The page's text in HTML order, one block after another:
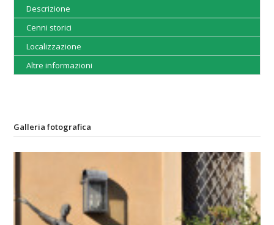
Descrizione
Cenni storici
Localizzazione
Altre informazioni
Galleria fotografica